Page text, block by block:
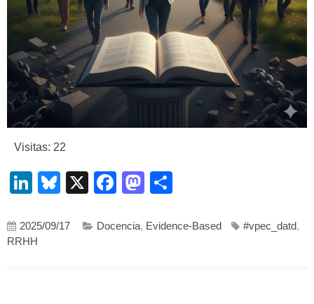
Visitas: 22
LinkedIn
Bluesky
X Facebook
Mastodon
2025/09/17 Docencia, Evidence-Based #vpec_datd,
RRHH